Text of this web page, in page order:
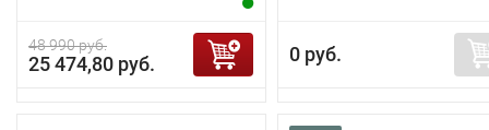
48 990 руб.
25 474,80 руб. 0 руб.